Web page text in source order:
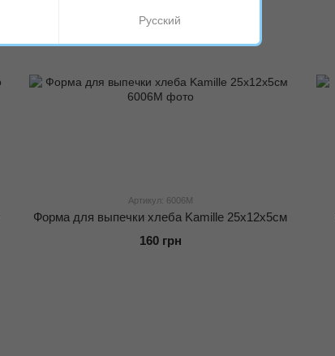
Артикул: 6006М
Форма для выпечки хлеба Kamille 25х12х5см
160 грн
Русский